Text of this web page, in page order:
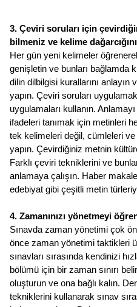
3. Çeviri soruları için
bilmeniz ve kelime
Her gün yeni kelimeler
genişletin ve bunları bağlamda
dilin dilbilgisi kurallarını anlayın
yapın. Çeviri soruları
uygulamaları kullanın.
ifadeleri tanımak için metinleri
tek kelimeleri değil, cümleleri ve
yapın. Çevirdiğiniz metnin
Farklı çeviri tekniklerini ve
anlamaya çalışın. Haber
edebiyat gibi çeşitli metin
4. Zamanınızı yönetmeyi
Sınavda zaman yönetimi çok
önce zaman yönetimi taktikleri
sınavları sırasında kendinizi
bölümü için bir zaman sınırı
oluşturun ve ona bağlı kalın.
tekniklerini kullanarak sınav